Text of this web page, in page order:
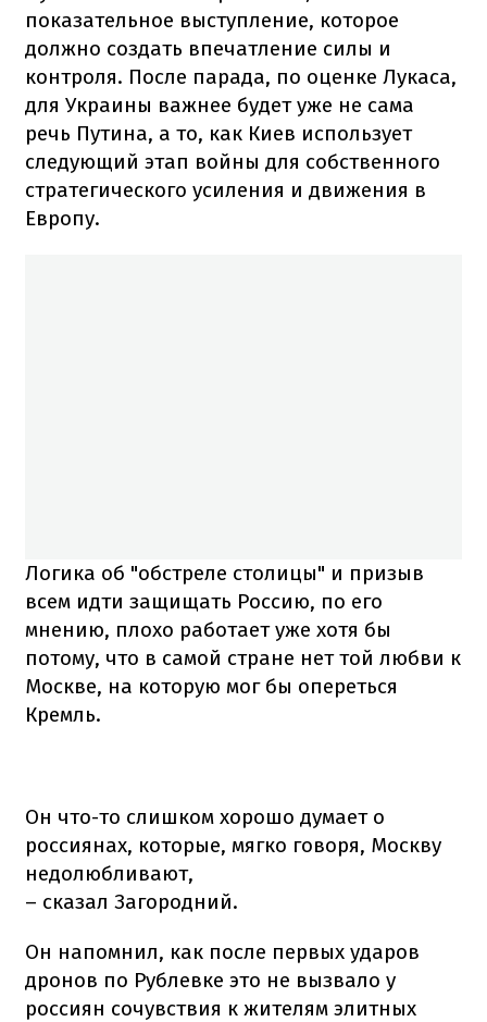
показательное выступление, которое
должно создать впечатление силы и
контроля. После парада, по оценке Лукаса,
для Украины важнее будет уже не сама
речь Путина, а то, как Киев использует
следующий этап войны для собственного
стратегического усиления и движения в
Европу.
Логика об "обстреле столицы" и призыв
всем идти защищать Россию, по его
мнению, плохо работает уже хотя бы
потому, что в самой стране нет той любви к
Москве, на которую мог бы опереться
Кремль.
Он что-то слишком хорошо думает о
россиянах, которые, мягко говоря, Москву
недолюбливают,
– сказал Загородний.
Он напомнил, как после первых ударов
дронов по Рублевке это не вызвало у
россиян сочувствия к жителям элитных